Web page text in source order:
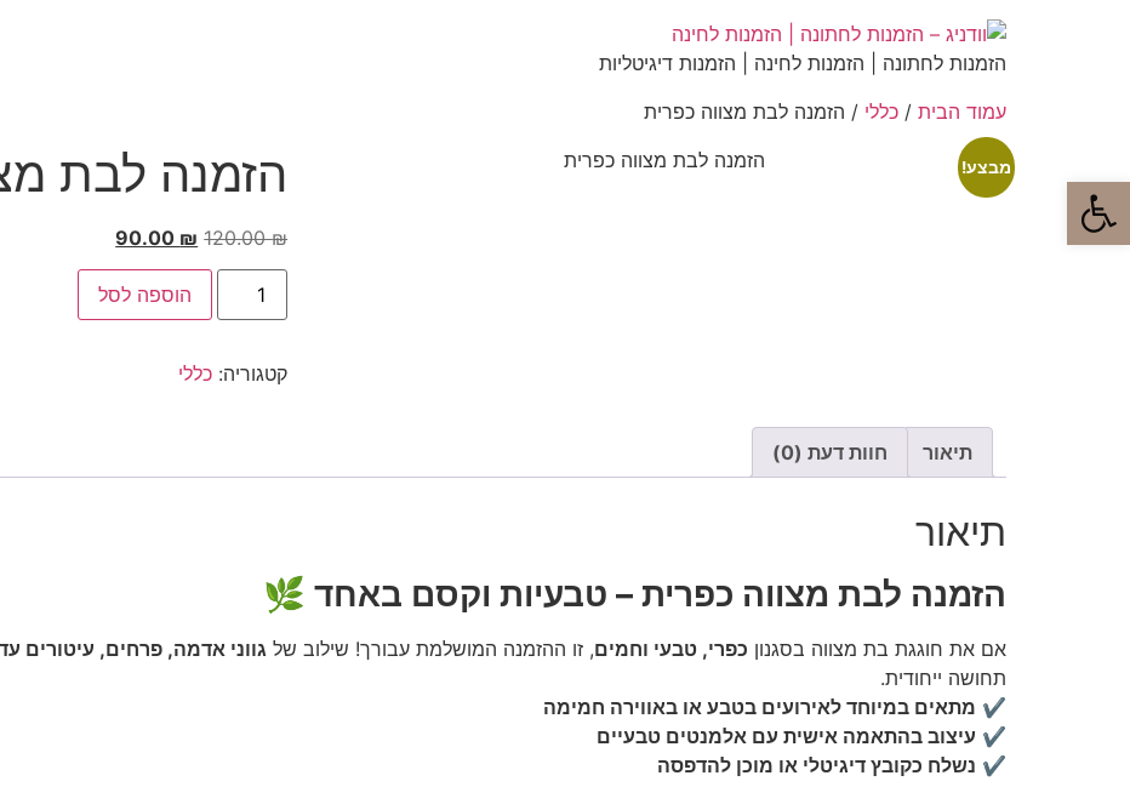
פתח סרגל נגישות
הזמנות לחתונה | הזמנות לחינה | הזמנות דיגיטליות
עמוד הבית / כללי / הזמנה לבת מצווה כפרית
מבצע! הזמנה לבת
120.00₪
90.00 ₪
הוספה לסל
קטגוריה: כללי
תיאור חוות דעת (0)
תיאור
הזמנה לבת מצווה כפרית – טבעיות וקסם באחד 🌿
אם את חוגגת בת מצווה בסגנון כפרי, טבעי וחמים, זו ההזמנה המושלמת עבורך! שילוב של גווני אדמה, פרחים, עיטורים
תחושה ייחודית.
✔ מתאים במיוחד לאירועים בטבע או באווירה חמימה
✔ עיצוב בהתאמה אישית עם אלמנטים טבעיים
✔ נשלח כקובץ דיגיטלי או מוכן להדפסה